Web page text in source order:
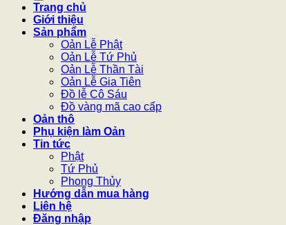
Trang chủ
Giới thiệu
Sản phẩm
Oản Lễ Phật
Oản Lễ Tứ Phủ
Oản Lễ Thần Tài
Oản Lễ Gia Tiên
Đồ lễ Cô Sáu
Đồ vàng mã cao cấp
Oản thô
Phụ kiện làm Oản
Tin tức
Phật
Tứ Phủ
Phong Thủy
Hướng dẫn mua hàng
Liên hệ
Đăng nhập